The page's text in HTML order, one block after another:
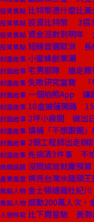
投資焦點 比特幣憑什麼比黃
投資焦點 投資比特幣 3招
投資焦點 資金派對到明年
投資焦點 短線首選歐洲 長
封面故事 小蜜蜂創業潮
封面故事 宅男部隊 搶走銀
封面故事 失敗研究當寶 「
封面故事 一個拍照App 讓
封面故事 10盒披薩開路
封面故事 2坪小房間 做出
封面故事 填補「不想跟團
封面故事 2個工程師出走
封面故事 先搞清3件事 不
商周話題 沒問成效就撒預
產業風雲 擦亮台灣水龍頭
焦點人物 金士頓總裁杜紀
焦點人物 感動200萬人次，
人物特寫 比下周星馳 黃渤